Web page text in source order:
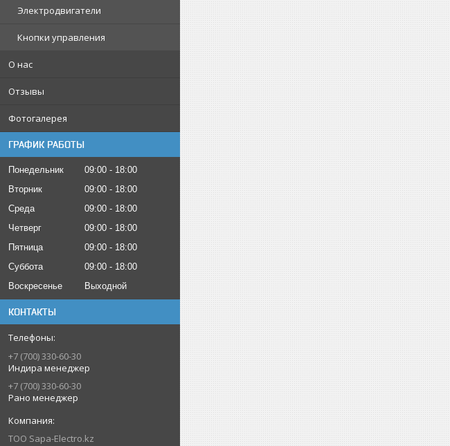
Электродвигатели
Кнопки управления
О нас
Отзывы
Фотогалерея
ГРАФИК РАБОТЫ
Понедельник 09:00
18:00
Вторник
09:00
18:00
Среда
09:00
18:00
Четверг
09:00
18:00
Пятница
09:00
18:00
Суббота
09:00
18:00
Воскресенье
Выходной
КОНТАКТЫ
+7 (700) 330-60-30
Индира менеджер
+7 (700) 330-60-30
Рано менеджер
ТОО Sapa-Electro.kz